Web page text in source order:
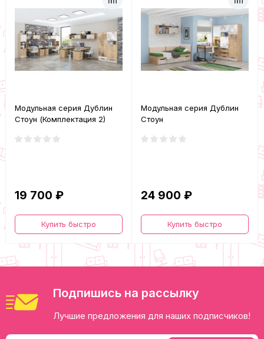
Модульная серия Дублин
Стоун (Комплектация 2)
19 700 ₽
Купить быстро
Модульная серия Дублин
Стоун
24 900 ₽
Купить быстро
Подпишись на рассылку
Лучшие предложения для наших подписчиков!